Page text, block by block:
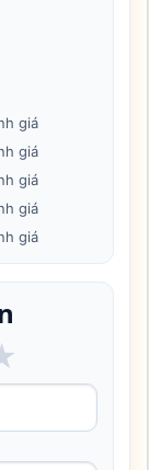
giá
giá
giá
giá
giá